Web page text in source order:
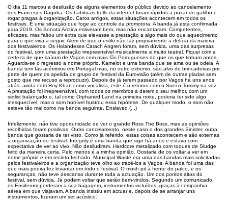
O dia 11 marcou a desilusão de alguns elementos do público devido ao cancelamento
dos Franceses Dagoba. Os habituais trolls da internet foram rápidos a puxar do gatilho e
rogar pragas à organização. Caros amigos, estas situações acontecem em todos os
festivais. É uma situação que foge ao controle da promotora. A banda já está confirmada
para 2019. Os Sonata Arctica estiveram bem, mas não encantaram. Competentes,
eficazes, mas faltou um extra que elevasse a prestação a algo mais do que aquecimento
para o que viria a seguir. Além de que o estilo não faz propriamente a delícia da maioria
dos festivaleiros. Os Holandeses Carach Angren foram, sem dúvida, uma das surpresas
do festival, com uma prestação irrepreensível musicalmente e muito teatral. Fiquei com a
certeza de que saíram de Vagos com mais fãs Portugueses do que os que tinham antes.
Aguarda-se o regresso a nome próprio. Kamelot é uma banda que se ama ou se odeia. A
banda tem fás acérrimos em Portugal mas, no outro extremo, são alvo de brincadeiras por
parte de quem os apelida de grupo de festival da Eurovisão (além de outras piadas sem
gosto que me recuso a reproduzir). Depois de já terem passado por Vagos há uns anos
atrás, ainda com Roy Khan como vocalista, este é o retorno com o Sueco Tommy na voz.
A prestação foi irrepreensível, com todos os membros a darem o seu melhor, com um
setlist balançado e, tal como Orphaned Land na primeira noite, poderia ter sido algo
inesquecível, mas o som horrível frustrou essa hipótese. De qualquer modo, o som não
esteve tão mal como na banda seguinte, Enslaved (...)
Infelizmente, não tive oportunidade de ver o grande Ross The Boss, mas as opiniões
recolhidas foram positivas. Outro cancelamento, neste caso o dos grandes Sinister, outra
banda que gostaria de ter visto. Como já referido, estas coisas acontecem e são externas
à organização do festival. Integrity é uma banda que sigo há anos e estava com
expectativa de ver ao vivo. Não desiludiram. Hardcore metalizado com toques de Sludge
feito da maneira certa. Pelo menos é a minha opinião. Gostaria de os voltar a ver em
nome próprio e em recinto fechado. Municipal Waste era uma das bandas mais solicitadas
pelos festivaleiros e a organização teve olho ao trazê-los a Vagos. A banda foi uma das
que mais poeira fez levantar em todo o festival. O mosh pit à frente do palco, e os
seguranças, não teve descanso durante toda a actuação. Um dos pontos altos do
festival, sem dúvida. Já podem voltar que serão bem-vindos. Segundo um comunicado,
os Ensiferum perderam a sua bagagem, instrumentos incluídos, graças à companhia
aérea em que viajavam. A banda insistiu em actuar e, depois de se arranjar uns
instrumentos, fizeram um set acústico.